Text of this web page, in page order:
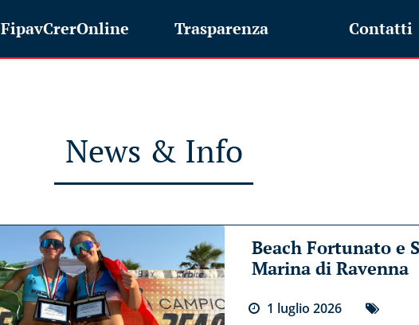
FipavCrerOnline Trasparenza Contatti
News & Info
Beach Fortunato e
Marina di Ravenna
1 luglio 2026